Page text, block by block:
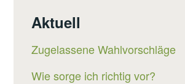
Aktuell
Zugelassene Wahlvorschläge
Wie sorge ich richtig vor?